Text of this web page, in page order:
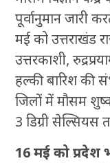
पूर्वानुमान जारी
मई को उत्तराखंड
उत्तरकाशी,
हल्की बारिश की
जिलों में मौसम
3 डिग्री सेल्सियस
16 मई को